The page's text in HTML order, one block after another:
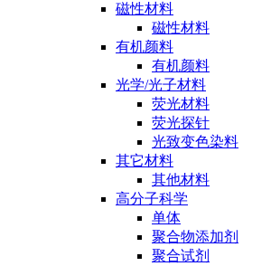
磁性材料
磁性材料
有机颜料
有机颜料
光学/光子材料
荧光材料
荧光探针
光致变色染料
其它材料
其他材料
高分子科学
单体
聚合物添加剂
聚合试剂